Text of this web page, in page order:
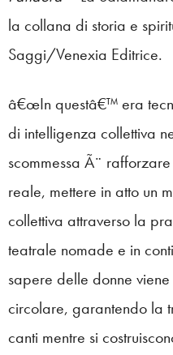
la collana di storia e
Saggi/Venexia Editrice.
â€œIn questâ€™ era
di intelligenza collettiva
scommessa Ã¨
reale, mettere in atto un
collettiva attraverso la
teatrale nomade e in
sapere delle donne
circolare, garantendo la
canti mentre si